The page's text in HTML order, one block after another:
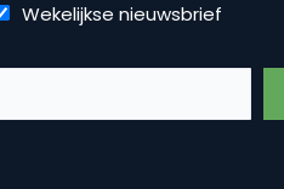
Wekelijkse nieuwsbrief